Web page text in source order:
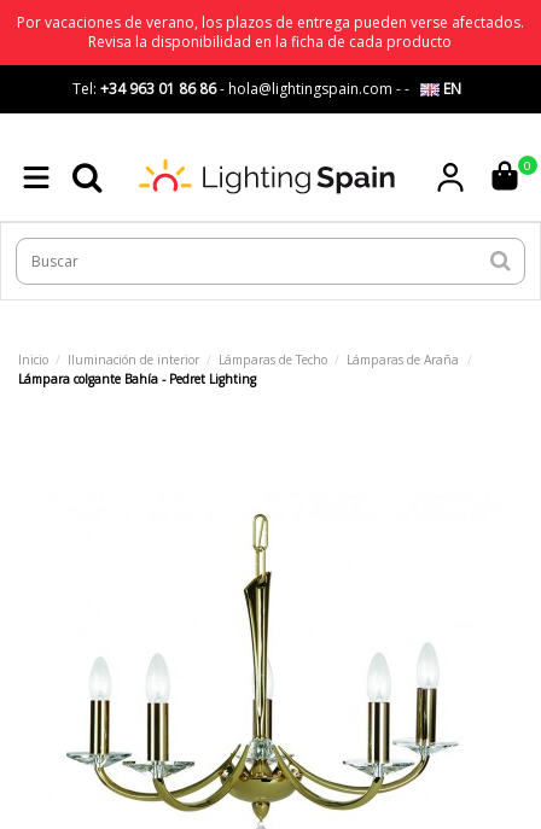
Por vacaciones de verano, los plazos de entrega pueden verse afectados.
Revisa la disponibilidad en la ficha de cada producto
Tel: +34 963 01 86 86-hola@lightingspain.com -- EN
0
Inicio Iluminación de interior Lámparas de Techo
Lámparas de Araña
Lámpara colgante Bahía - Pedret Lighting